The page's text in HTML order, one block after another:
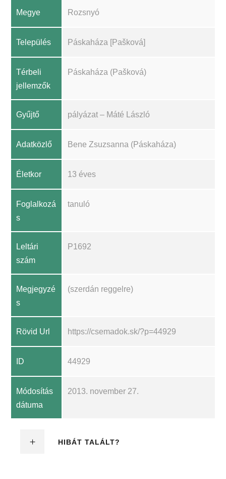
Megye Rozsnyó
Település Páskaháza [Pašková]
Térbeli
jellemzők
Páskaháza (Pašková)
Gyűjtő pályázat – Máté László
Adatközlő Bene Zsuzsanna (Páskaháza)
Életkor 13 éves
Foglalkozá
s
tanuló
Leltári
szám
P1692
Megjegyzé
s
(szerdán reggelre)
Rövid Url https://csemadok.sk/?p=44929
ID 44929
Módosítás
dátuma
2013. november 27.
HIBÁT TALÁLT?